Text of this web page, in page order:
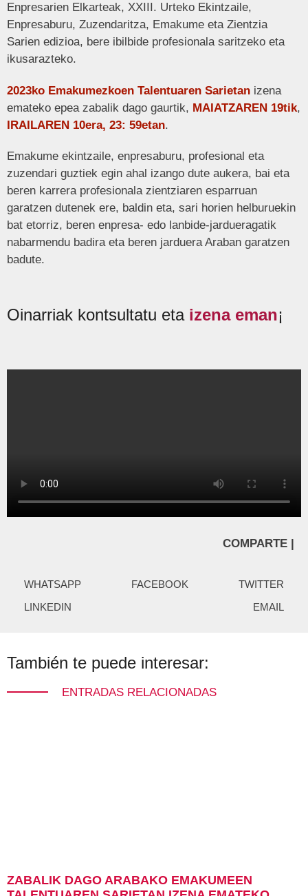
Enpresarien Elkarteak, XXIII. Urteko Ekintzaile,
Enpresaburu, Zuzendaritza, Emakume eta Zientzia
Sarien edizioa, bere ibilbide profesionala saritzeko eta
ikusarazteko.
2023ko Emakumezkoen Talentuaren Sarietan izena
emateko epea zabalik dago gaurtik, MAIATZAREN 19tik,
IRAILAREN 10era, 23: 59etan.
Emakume ekintzaile, enpresaburu, profesional eta
zuzendari guztiek egin ahal izango dute aukera, bai eta
beren karrera profesionala zientziaren esparruan
garatzen dutenek ere, baldin eta, sari horien helburuekin
bat etorriz, beren enpresa- edo lanbide-jardueragatik
nabarmendu badira eta beren jarduera Araban garatzen
badute.
Oinarriak kontsultatu eta izena eman¡
COMPARTE |
WHATSAPP FACEBOOK
TWITTER
LINKEDIN
EMAIL
También te puede interesar:
ENTRADAS RELACIONADAS
ZABALIK DAGO ARABAKO EMAKUMEEN